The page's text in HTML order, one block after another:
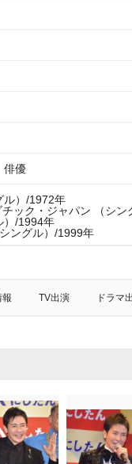
俳優
ル）/1972年
ック・ジャパン （シン
）/1994年
ングル）/1999年
報 TV出演 ドラマ